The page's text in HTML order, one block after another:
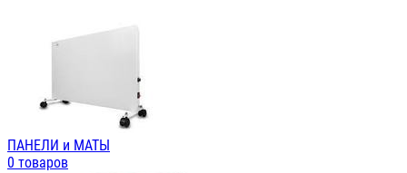
ПАНЕЛИ и МАТЫ
0 товаров